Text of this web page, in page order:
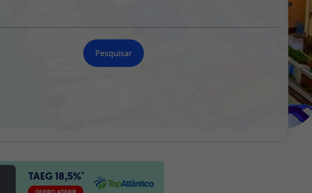
facilidade na marcação das suas viagens, tem ainda ao seu
dispor o nosso call center a funcionar todos os dias úteis das
10:00 às 20:00 e Sábado das 10:00 às 14:00.
Pesquisar